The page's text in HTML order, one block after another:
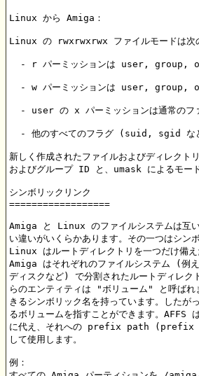
Linux から Amiga：
Linux の rwxrwxrwx ファイルモードは次の
- r パーミッションは user, group,
- w パーミッションは user, group,
- user の x パーミッションは通常のフ
- 他のすべてのフラグ (suid, sgid な
新しく作成されたファイルおよびディレク
およびグループ ID と、umask によるモード
シンボリックリンク
==================
Amiga と Linux のファイルシステムは互い
い違いがいくらかあります。その一つはシン
Linux はルートディレクトリを一つだけ備え
Amiga はそれぞれのファイルシステム (例
ディスクなど) で分割されたルートディレク
らのエンティティは "ボリューム" と呼ばれ
きるシンボリック名を持っています。したが
るボリュームを指すことができます。AFFS
に代え、それへの prefix path (prefix オ
して使用します。
例：